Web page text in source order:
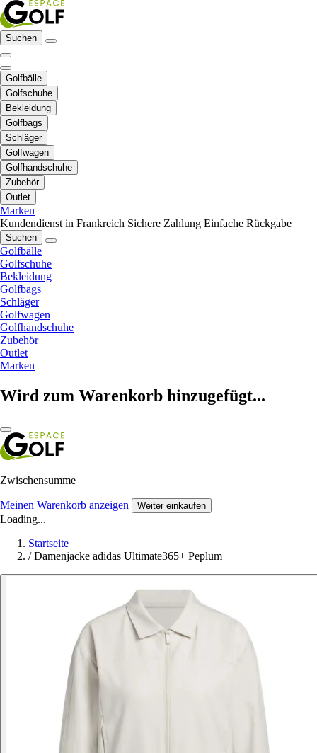
Suchen
Golfbälle
Golfschuhe
Bekleidung
Golfbags
Schläger
Golfwagen
Golfhandschuhe
Zubehör
Outlet
Marken
Kundendienst in Frankreich Sichere Zahlung Einfache Rückgabe
Suchen
Golfbälle
Golfschuhe
Bekleidung
Golfbags
Schläger
Golfwagen
Golfhandschuhe
Zubehör
Outlet
Marken
Wird zum Warenkorb hinzugefügt...
Zwischensumme
Meinen Warenkorb anzeigen Weiter einkaufen
Loading...
Startseite
/ Damenjacke adidas Ultimate365+ Peplum